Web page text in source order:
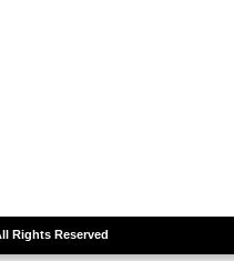
Rights Reserved